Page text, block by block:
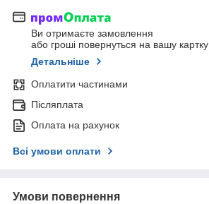
Ви отримаєте замовлення
або гроші повернуться на вашу картку
Детальніше
Оплатити частинами
Післяплата
Оплата на рахунок
Всі умови оплати
Умови повернення